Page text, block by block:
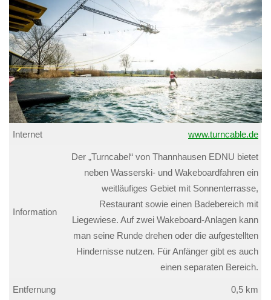
Internet www.turncable.de
Information
Der „Turncabel“ von Thannhausen EDNU bietet
neben Wasserski- und Wakeboardfahren ein
weitläufiges Gebiet mit Sonnenterrasse,
Restaurant sowie einen Badebereich mit
Liegewiese. Auf zwei Wakeboard-Anlagen kann
man seine Runde drehen oder die aufgestellten
Hindernisse nutzen. Für Anfänger gibt es auch
einen separaten Bereich.
Entfernung 0,5 km